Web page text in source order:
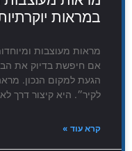
במראות
מראות מעוצבות
אם חיפשת בדיוק את
הגעת למקום הנכון.
לקיר״. היא קיצור דרך
קרא עוד »